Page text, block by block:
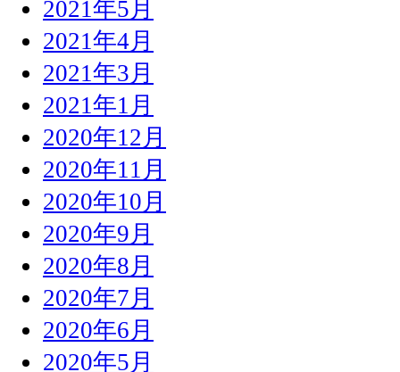
2021年5月
2021年4月
2021年3月
2021年1月
2020年12月
2020年11月
2020年10月
2020年9月
2020年8月
2020年7月
2020年6月
2020年5月